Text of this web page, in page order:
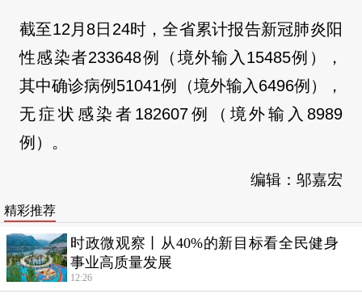
截至12月8日24时，全省累计报告新冠肺炎阳
性感染者233648例（境外输入15485例），
其中确诊病例51041例（境外输入6496例），
无症状感染者182607例（境外输入8989
例）。
编辑：邬嘉宏
精彩推荐